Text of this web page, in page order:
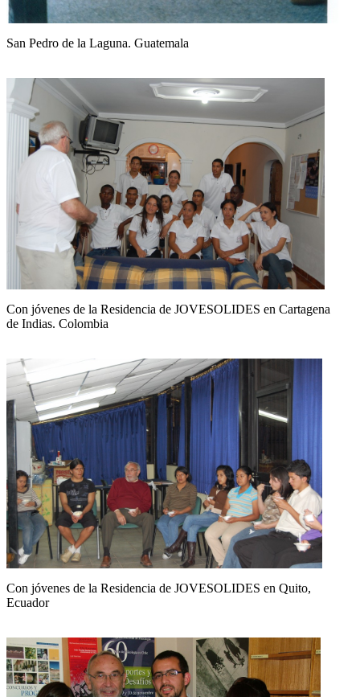
San Pedro de la Laguna. Guatemala
Con jóvenes de la Residencia de JOVESOLIDES en Cartagena
de Indias. Colombia
Con jóvenes de la Residencia de JOVESOLIDES en Quito,
Ecuador